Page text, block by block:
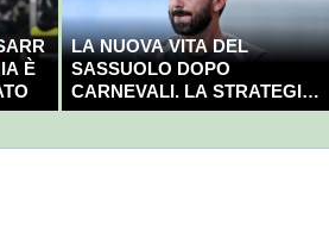
È
LA NUOVA VITA DEL
SASSUOLO DOPO
CARNEVALI. LA STRATEGIA È
GIÀ CHIARA E DECISA